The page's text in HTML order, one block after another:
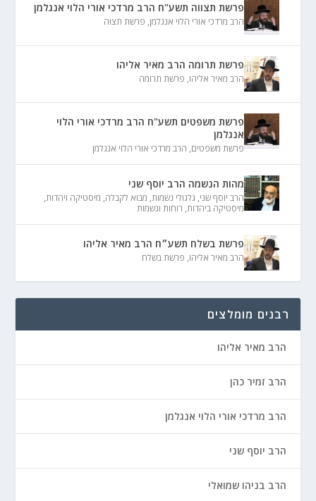
פרשת תצווה תשע"ח הרב מרדכי אורי הלוי אנגלמן
הרב מרדכי אורי הלוי אנגלמן, פרשת תצוה
פרשת תרומה הרב מאיר אליהו
הרב מאיר אליהו, פרשת תרומה
פרשת משפטים תשע"ח הרב מרדכי אורי הלוי
אנגלמן
פרשת משפטים, הרב מרדכי אורי הלוי אנגלמן
מהות הנשמה הרב יוסף שני
הרב יוסף שני, גלגולי נשמות, מבוא לקבלה, מיסטיקה ויהדות,
מיסטיקה ביהדות, רוחות ונשמות
פרשת בשלח תשע״ח הרב מאיר אליהו
הרב מאיר אליהו, פרשת בשלח
רבנים מומלצים
הרב מאיר אליהו
הרב זמיר כהן
הרב מרדכי אורי הלוי אנגלמן
הרב יוסף שני
הרב בניהו שמואלי